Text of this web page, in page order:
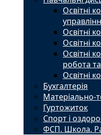
Освітні
Освітні
Освітні
Освітні
робота
Освітні
Бухгалтерія
Матеріально-
Гуртожиток
Спорт і
ФСП. Школа.